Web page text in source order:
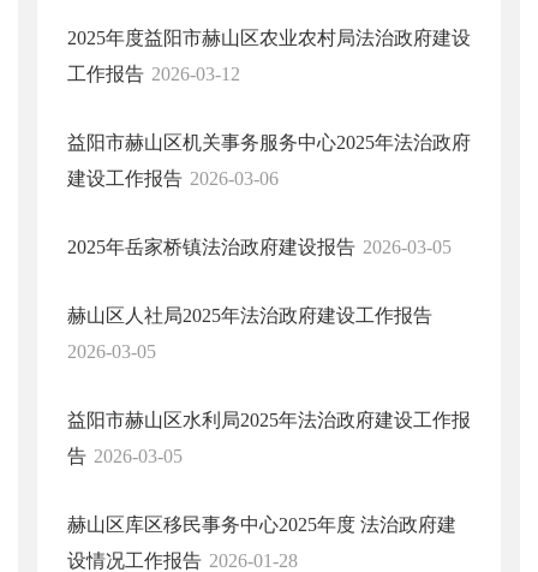
2025年度益阳市赫山区农业农村局法治政府建设
工作报告 2026-03-12
益阳市赫山区机关事务服务中心2025年法治政府
建设工作报告 2026-03-06
2025年岳家桥镇法治政府建设报告 2026-03-05
赫山区人社局2025年法治政府建设工作报告
2026-03-05
益阳市赫山区水利局2025年法治政府建设工作报
告 2026-03-05
赫山区库区移民事务中心2025年度 法治政府建
设情况工作报告 2026-01-28